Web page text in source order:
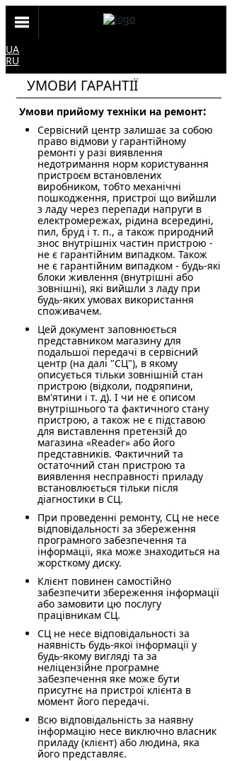
UA
RU
УМОВИ ГАРАНТІЇ
Умови прийому техніки на ремонт:
Сервісний центр залишає за собою
право відмови у гарантійному
ремонті у разі виявлення
недотримання норм користування
пристроєм встановлених
виробником, тобто механічні
пошкодження, пристрої що вийшли
з ладу через перепади напруги в
електромережах, рідина всередині,
пил, бруд і т. п., а також природний
знос внутрішніх частин пристрою -
не є гарантійним випадком. Також
не є гарантійним випадком - будь-які
блоки живлення (внутрішні або
зовнішні), які вийшли з ладу при
будь-яких умовах використання
споживачем.
Цей документ заповнюється
представником магазину для
подальшої передачі в сервісний
центр (на далі "СЦ"), в якому
описується тільки зовнішній стан
пристрою (відколи, подряпини,
вм'ятини і т. д). І чи не є описом
внутрішнього та фактичного стану
пристрою, а також не є підставою
для виставлення претензій до
магазина «Reader» або його
представників. Фактичний та
остаточний стан пристрою та
виявлення несправності приладу
встановлюється тільки після
діагностики в СЦ.
При проведенні ремонту, СЦ не несе
відповідальності за збереження
програмного забезпечення та
інформації, яка може знаходиться на
жорсткому диску.
Клієнт повинен самостійно
забезпечити збереження інформації
або замовити цю послугу
працівникам СЦ.
СЦ не несе відповідальності за
наявність будь-якої інформації у
будь-якому вигляді та за
неліцензійне програмне
забезпечення яке може бути
присутнє на пристрої клієнта в
момент його передачі.
Всю відповідальність за наявну
інформацію несе виключно власник
приладу (клієнт) або людина, яка
його представляє.